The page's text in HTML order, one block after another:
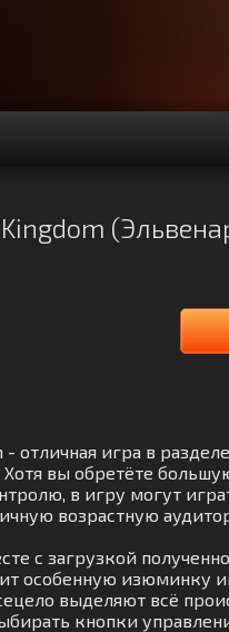
- отличная игра в
вы обретёте
в игру могут
возрастную
с загрузкой
особенную изюминку
выделяют всё
кнопки